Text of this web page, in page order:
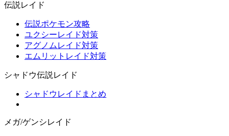
伝説レイド
伝説ポケモン攻略
ユクシーレイド対策
アグノムレイド対策
エムリットレイド対策
シャドウ伝説レイド
シャドウレイドまとめ
メガ/ゲンシレイド